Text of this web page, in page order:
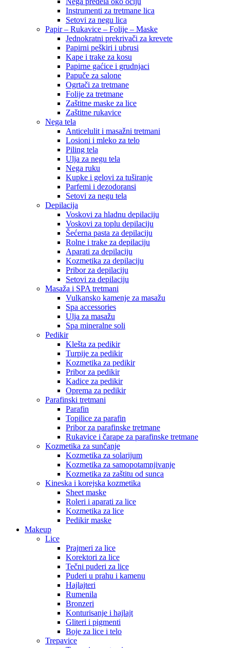
Instrumenti za tretmane lica
Setovi za negu lica
Papir – Rukavice – Folije – Maske
Jednokratni prekrivači za krevete
Papirni peškiri i ubrusi
Kape i trake za kosu
Papirne gaćice i grudnjaci
Papuče za salone
Ogrtači za tretmane
Folije za tretmane
Zaštitne maske za lice
Zaštitne rukavice
Nega tela
Anticelulit i masažni tretmani
Losioni i mleko za telo
Piling tela
Ulja za negu tela
Nega ruku
Kupke i gelovi za tuširanje
Parfemi i dezodoransi
Setovi za negu tela
Depilacija
Voskovi za hladnu depilaciju
Voskovi za toplu depilaciju
Šećerna pasta za depilaciju
Rolne i trake za depilaciju
Aparati za depilaciju
Kozmetika za depilaciju
Pribor za depilaciju
Setovi za depilaciju
Masaža i SPA tretmani
Vulkansko kamenje za masažu
Spa accessories
Ulja za masažu
Spa mineralne soli
Pedikir
Klešta za pedikir
Turpije za pedikir
Kozmetika za pedikir
Pribor za pedikir
Kadice za pedikir
Oprema za pedikir
Parafinski tretmani
Parafin
Topilice za parafin
Pribor za parafinske tretmane
Rukavice i čarape za parafinske tretmane
Kozmetika za sunčanje
Kozmetika za solarijum
Kozmetika za samopotamnjivanje
Kozmetika za zaštitu od sunca
Kineska i korejska kozmetika
Sheet maske
Roleri i aparati za lice
Kozmetika za lice
Pedikir maske
Makeup
Lice
Prajmeri za lice
Korektori za lice
Tečni puderi za lice
Puderi u prahu i kamenu
Hajlajteri
Rumenila
Bronzeri
Konturisanje i hajlajt
Gliteri i pigmenti
Boje za lice i telo
Trepavice